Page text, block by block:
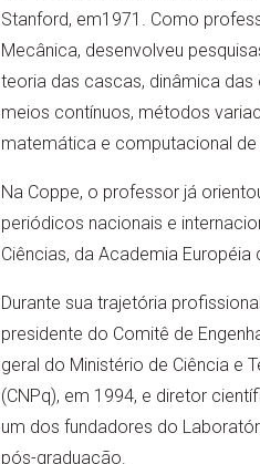
Stanford, em1971. Como
Mecânica, desenvolveu
teoria das cascas, dinâmica
meios contínuos, métodos
matemática e computacional
Na Coppe, o professor já
periódicos nacionais e
Ciências, da Academia
Durante sua trajetória
presidente do Comitê de
geral do Ministério de Ciência e
(CNPq), em 1994, e diretor
um dos fundadores do
pós-graduação.